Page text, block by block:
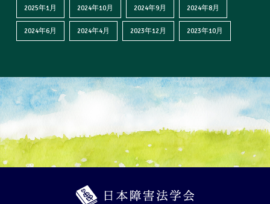
2025年1月 2024年10月 2024年9月 2024年8月
2024年6月 2024年4月 2023年12月 2023年10月